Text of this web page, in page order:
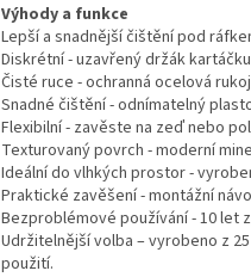
Výhody a funkce
Lepší a snadnější čištění pod
Diskrétní - uzavřený držák
Čisté ruce - ochranná ocelová
Snadné čištění - odnímatelný
Flexibilní - zavěste na zeď nebo
Texturovaný povrch - moderní
Ideální do vlhkých prostor -
Praktické zavěšení - montážní
Bezproblémové používání - 10 let
Udržitelnější volba – vyrobeno z
použití.